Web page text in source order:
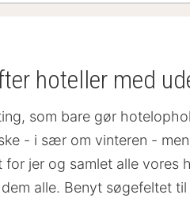
hoteller med
som bare gør
- i sær om vinteren -
for jer og samlet alle vores
alle. Benyt søgefeltet